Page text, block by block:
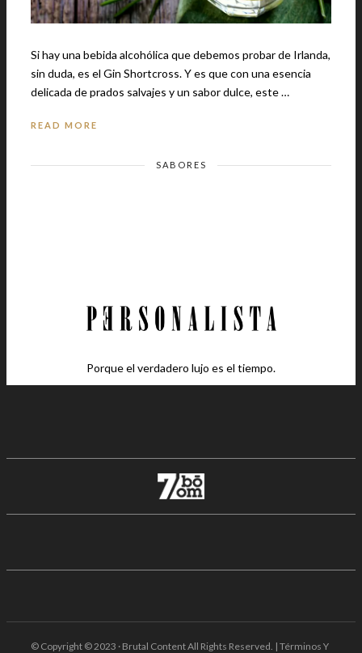
Si hay una bebida alcohólica que debemos probar de Irlanda,
sin duda, es el Gin Shortcross. Y es que con una esencia
delicada de prados salvajes y un sabor dulce, este …
READ MORE
SABORES
Porque el verdadero lujo es el tiempo.
© Copyright © 2023 · Brutal Content All Rights Reserved. | Términos Y